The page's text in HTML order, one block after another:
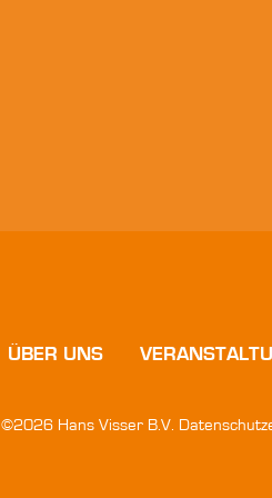
ÜBER UNS
©2026 Hans Visser B.V.